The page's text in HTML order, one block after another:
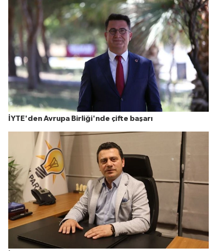
İYTE'den Avrupa Birliği'nde çifte başarı